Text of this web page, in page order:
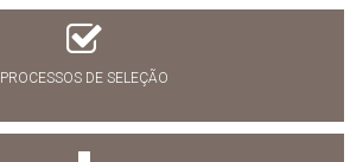
PROCESSOS DE SELEÇÃO